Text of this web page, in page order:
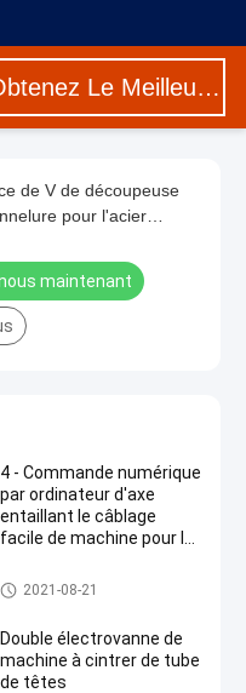
Obtenez Le Meilleur Prix
de V de découpeuse
pour l'acier
maintenant
4 - Commande numérique
par ordinateur d'axe
entaillant le câblage
facile de machine pour le
aluminium
Machine de cannelure de la co
mmande numérique par ordin
2021-08-21
Double électrovanne de
machine à cintrer de tube
de têtes